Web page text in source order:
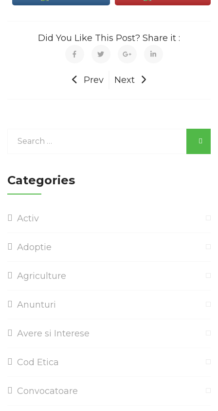
Did You Like This Post? Share it :
Prev Next
Categories
Activ
Adoptie
Agriculture
Anunturi
Avere si Interese
Cod Etica
Convocatoare